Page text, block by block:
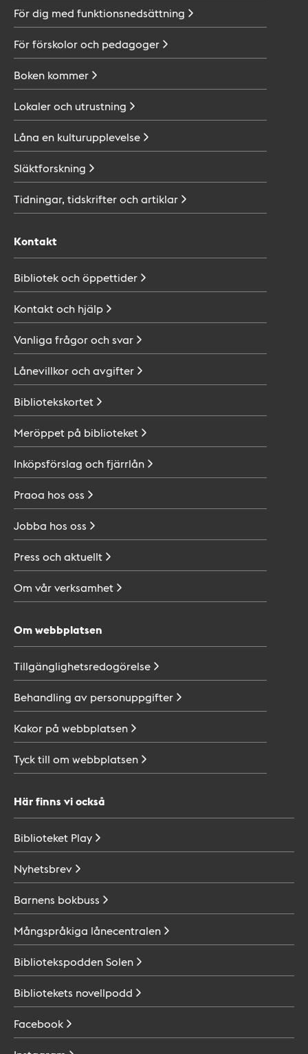
För dig med funktionsnedsättning
För förskolor och pedagoger
Boken kommer
Lokaler och utrustning
Låna en kulturupplevelse
Släktforskning
Tidningar, tidskrifter ochartiklar
Kontakt
Bibliotek ochöppettider
Kontakt och hjälp
Vanliga frågor ochsvar
Lånevillkor ochavgifter
Bibliotekskortet
Meröppet på biblioteket
Inköpsförslag ochfjärrlån
Praoa hos oss
Jobba hos oss
Press ochaktuellt
Om vårverksamhet
Om webbplatsen
Tillgänglighetsredogörelse
Behandling av personuppgifter
Kakor på webbplatsen
Tyck till om webbplatsen
Här finns vi också
Biblioteket Play
Nyhetsbrev
Barnens bokbuss
Mångspråkiga lånecentralen
BibliotekspoddenSolen
Bibliotekets novellpodd
Facebook